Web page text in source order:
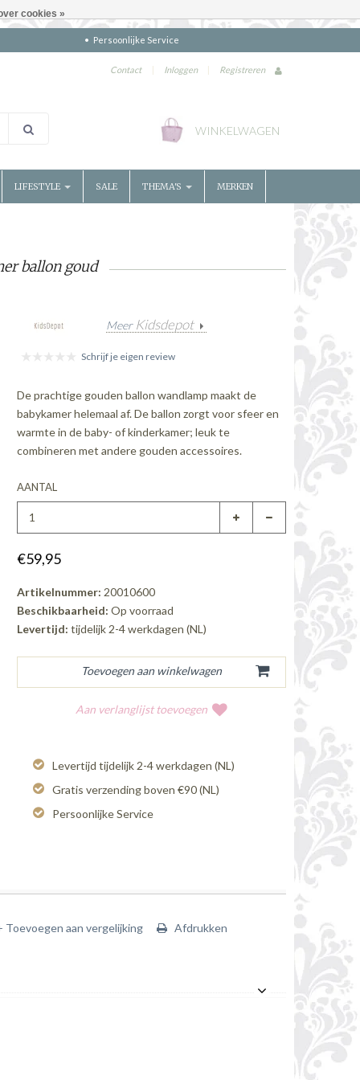
Persoonlijke Service
Contact | Inloggen | Registreren
WINKELWAGEN
LIFESTYLE SALE THEMA'S MERKEN
ballon goud
Meer Kidsdepot
Schrijf je eigen review
De prachtige gouden ballon wandlamp maakt de
babykamer helemaal af. De ballon zorgt voor sfeer en
warmte in de baby- of kinderkamer; leuk te
combineren met andere gouden accessoires.
AANTAL
€59,95
Artikelnummer: 20010600
Beschikbaarheid: Op voorraad
Levertijd: tijdelijk 2-4 werkdagen (NL)
Aan verlanglijst toevoegen
Levertijd tijdelijk 2-4 werkdagen (NL)
Gratis verzending boven €90 (NL)
Persoonlijke Service
Toevoegen aan vergelijking Afdrukken
cookies »